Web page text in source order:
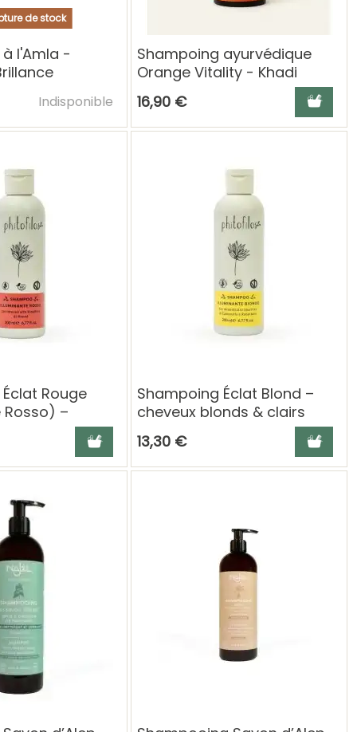
de stock
l'Amla -
Indisponible
Ajouter au panier
Shampoing ayurvédique
Orange Vitality - Khadi
16,90 €
Ajouter
Rouge
–
et acajou -
ml
Ajouter au panier
Shampoing Éclat Blond –
cheveux blonds & clairs
(Illuminante Biondo) -
Phitofilos 200 ml
13,30 € Ajouter